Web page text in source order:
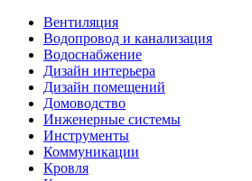
Вентиляция
Водопровод и канализация
Водоснабжение
Дизайн интерьера
Дизайн помещений
Домоводство
Инженерные системы
Инструменты
Коммуникации
Кровля